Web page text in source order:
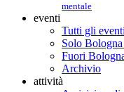
mentale
eventi
Tutti gli eventi
Solo
Fuori
Archivio
attività